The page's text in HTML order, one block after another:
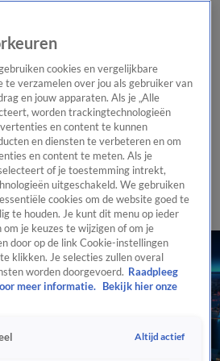
Het beste van Hart
Tip de
WeerTip de redactiePanelVideo's
cookies en vergelijkbare
te verzamelen over jou als gebruiker van
en jouw apparaten. Als je „Alle
worden trackingtechnologieën
en content te kunnen
en diensten te verbeteren en om
en content te meten. Als je
of je toestemming intrekt,
uitgeschakeld. We gebruiken
cookies om de website goed te
te houden. Je kunt dit menu op ieder
je keuzes te wijzigen of om je
door op de link Cookie-instellingen
klikken. Je selecties zullen overal
worden doorgevoerd. Raadpleeg
meer informatie.
Bekijk hier onze
Altijd actief